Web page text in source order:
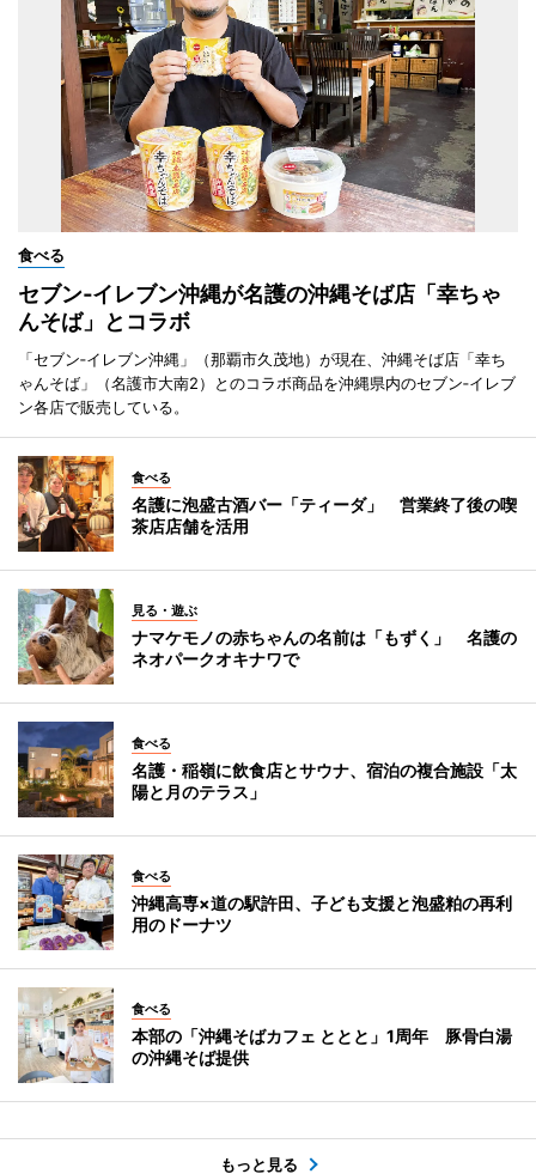
食べる
セブン‐イレブン沖縄が名護の沖縄そば店「幸ちゃ
んそば」とコラボ
「セブン‐イレブン沖縄」（那覇市久茂地）が現在、沖縄そば店「幸ち
ゃんそば」（名護市大南2）とのコラボ商品を沖縄県内のセブン‐イレブ
ン各店で販売している。
食べる
名護に泡盛古酒バー「ティーダ」 営業終了後の喫
茶店店舗を活用
見る・遊ぶ
ナマケモノの赤ちゃんの名前は「もずく」 名護の
ネオパークオキナワで
食べる
名護・稲嶺に飲食店とサウナ、宿泊の複合施設「太
陽と月のテラス」
食べる
沖縄高専×道の駅許田、子ども支援と泡盛粕の再利
用のドーナツ
食べる
本部の「沖縄そばカフェ ととと」1周年 豚骨白湯
の沖縄そば提供
もっと見る